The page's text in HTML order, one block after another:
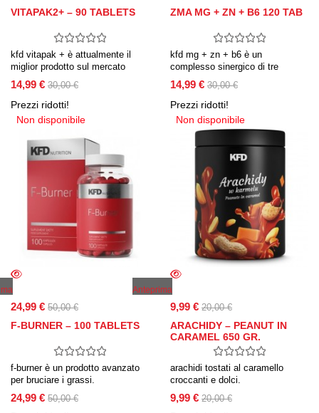
VITAPAK2+ – 90 TABLETS
kfd vitapak + è attualmente il
miglior prodotto sul mercato
come qualità-prezzo.
combinazione di 21 minerali e
vitamine
14,99 € 30,00 €
Prezzi ridotti!
Non disponibile
ZMA MG + ZN + B6 120 TAB
kfd mg + zn + b6 è un
complesso sinergico di tre
ingredienti: magnesio (sulla
migliore forma organica di
citrato), zinco (in forma di lattato)
e vitamina b6.
14,99 € 30,00 €
Prezzi ridotti!
Non disponibile
24,99 € 50,00 €
F-BURNER – 100 TABLETS
f-burner è un prodotto avanzato
per bruciare i grassi.
24,99 € 50,00 €
Anteprima
9,99 € 20,00 €
ARACHIDY – PEANUT IN
CARAMEL 650 GR.
arachidi tostati al caramello
croccanti e dolci.
9,99 € 20,00 €